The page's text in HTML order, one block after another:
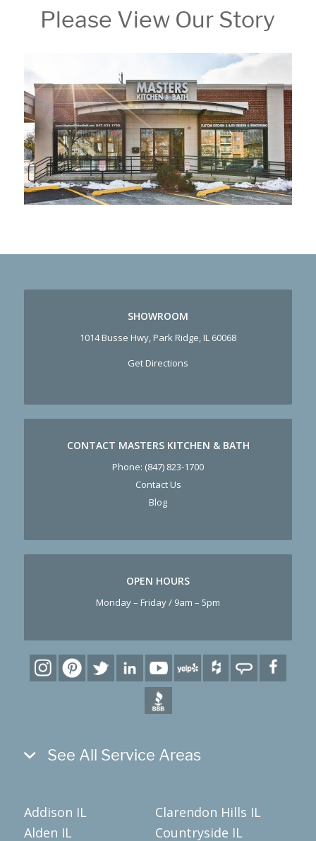
Please View Our Story
SHOWROOM
1014 Busse Hwy, Park Ridge, IL 60068
Get Directions
CONTACT MASTERS KITCHEN & BATH
Phone: (847) 823-1700
Contact Us
Blog
OPEN HOURS
Monday – Friday / 9am – 5pm
See All Service Areas
Addison IL
Alden IL
Clarendon Hills IL
Countryside IL